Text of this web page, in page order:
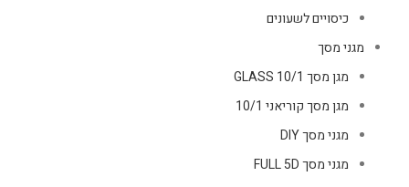
כיסויים לשעונים
מגני מסך
מגן מסך GLASS 10/1
מגן מסך קוריאני 10/1
מגני מסך DIY
מגני מסך FULL 5D